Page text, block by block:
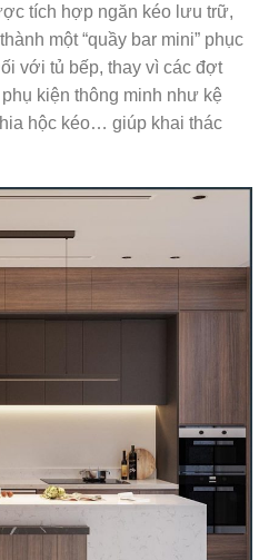
tích hợp ngăn kéo lưu trữ,
một “quầy bar mini” phục
với tủ bếp, thay vì các đợt
kiện thông minh như kệ
hộc kéo… giúp khai thác